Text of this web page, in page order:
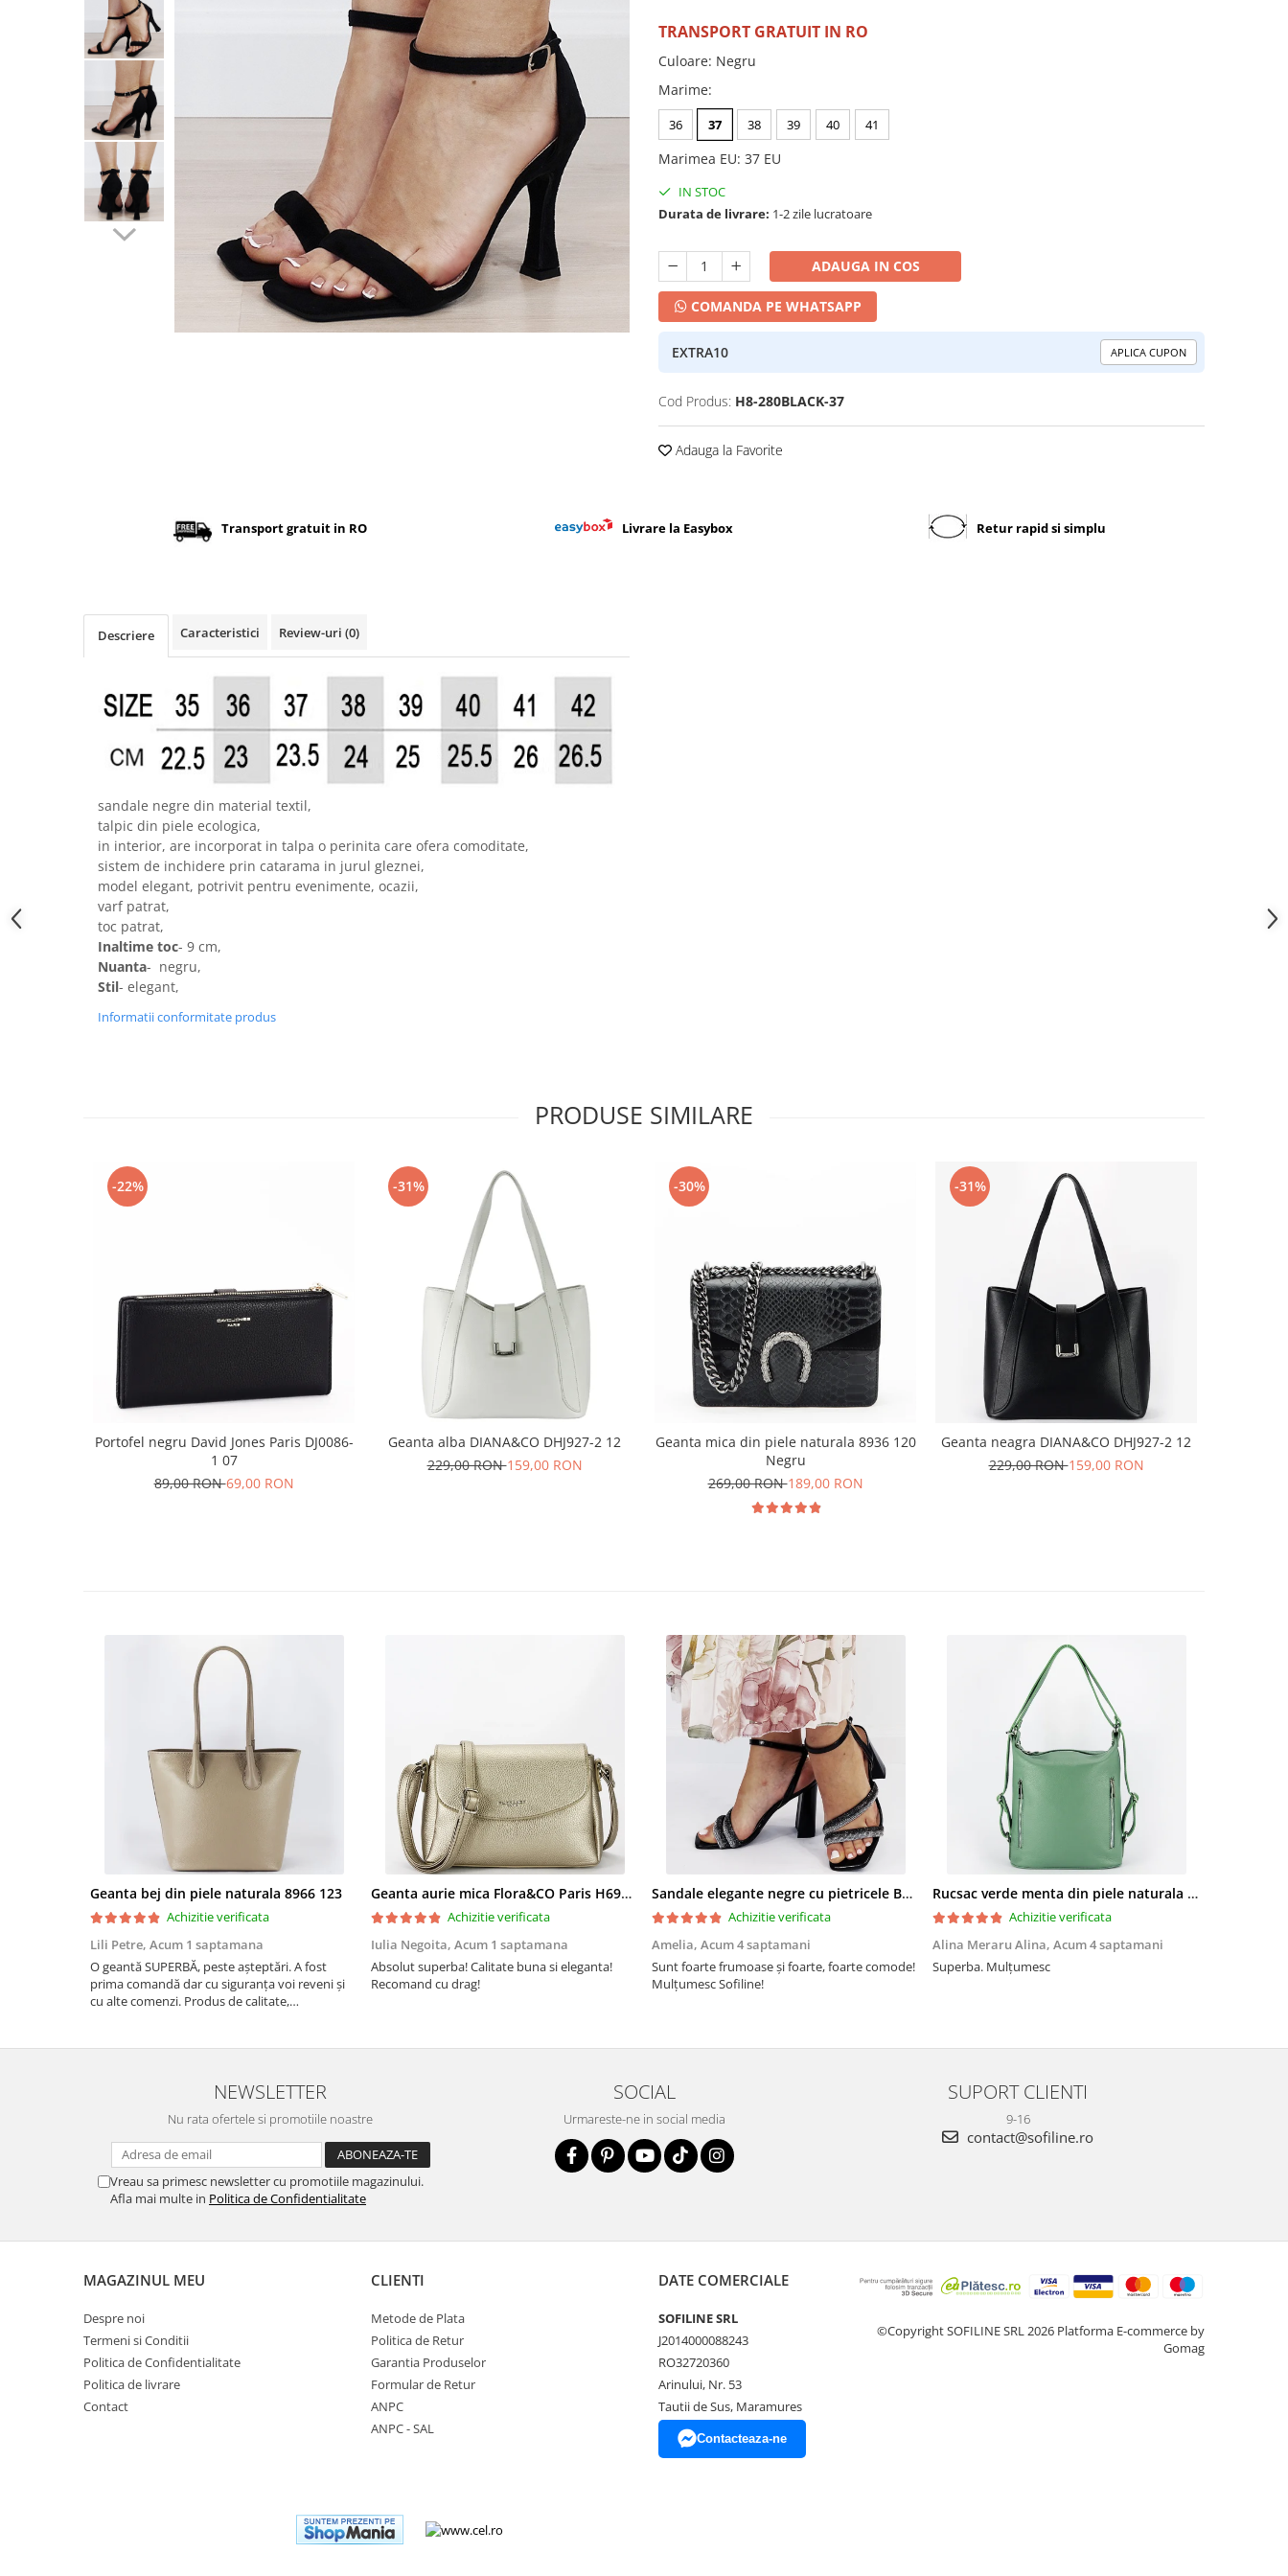
Incaltamine primavara-vara piele
Imbracaminte
Camasi si topuri
Blugi si pantaloni
Pulovere si cardigane
Incaltaminte toamna-iarna piele
TRANSPORT GRATUIT IN RO
Culoare: Negru
Marime:
36 37 38 39 40 41
Marimea EU: 37 EU
IN STOC
Durata de livrare: 1-2 zile lucratoare
ADAUGA IN COS
COMANDA PE WHATSAPP
EXTRA10 APLICA CUPON
Cod Produs: H8-280BLACK-37
Adauga la Favorite
Transport gratuit in RO Livrare la Easybox Retur rapid si simplu
Descriere Caracteristici Review-uri (0)
sandale negre din material textil,
talpic din piele ecologica,
in interior, are incorporat in talpa o perinita care ofera comoditate,
sistem de inchidere prin catarama in jurul gleznei,
model elegant, potrivit pentru evenimente, ocazii,
varf patrat,
toc patrat,
Inaltime toc- 9 cm,
Nuanta- negru,
Stil- elegant,
Informatii conformitate produs
PRODUSE SIMILARE
-22%
Portofel negru David Jones Paris DJ0086-
1 07
89,00 RON69,00 RON
-31%
Geanta alba DIANA&CO DHJ927-2 12
229,00 RON159,00 RON
-30%
Geanta mica din piele naturala 8936 120
Negru
269,00 RON189,00 RON
-31%
Geanta neagra DIANA&CO DHJ927-2 12
229,00 RON159,00 RON
Geanta bej din piele naturala 8966 123
Achizitie verificata
Lili Petre, Acum 1 saptamana
O geantă SUPERBĂ, peste așteptări. A fost
prima comandă dar cu siguranța voi reveni și
cu alte comenzi. Produs de calitate,
SOFILINE!!!
Geanta aurie mica Flora&CO Paris H6930 16
Achizitie verificata
Iulia Negoita, Acum 1 saptamana
Absolut superba! Calitate buna si eleganta!
Recomand cu drag!
Sandale elegante negre cu pietricele BZF8778 M12
Achizitie verificata
Amelia, Acum 4 saptamani
Sunt foarte frumoase şi foarte, foarte comode!
Mulţumesc Sofiline!
Rucsac verde menta din piele naturala 2 in 1 Lucia 121
Achizitie verificata
Alina Meraru Alina, Acum 4 saptamani
Superba. Mulțumesc
NEWSLETTER
Nu rata ofertele si promotiile noastre
Vreau sa primesc newsletter cu promotiile magazinului.
Afla mai multe in Politica de Confidentialitate
SOCIAL
Urmareste-ne in social media
SUPORT CLIENTI
9-16
contact@sofiline.ro
MAGAZINUL MEU
Despre noi
Termeni si Conditii
Politica de Confidentialitate
Politica de livrare
Contact
CLIENTI
Metode de Plata
Politica de Retur
Garantia Produselor
Formular de Retur
ANPC
ANPC - SAL
DATE COMERCIALE
SOFILINE SRL
J2014000088243
RO32720360
Arinului, Nr. 53
Tautii de Sus, Maramures
Contacteaza-ne
©Copyright SOFILINE SRL 2026 Platforma E-commerce by
Gomag